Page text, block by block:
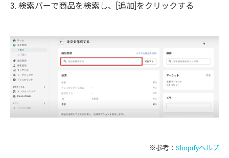
3. 検索バーで商品を検索し、[追加]をクリックする
※参考： Shopifyヘルプ